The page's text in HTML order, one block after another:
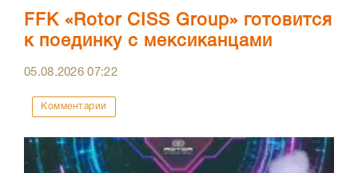
FFK «Rotor CISS Group» готовится
к поединку с мексиканцами
05.08.202607:22
Комментарии